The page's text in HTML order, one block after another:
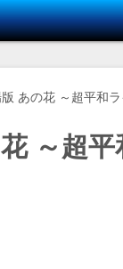
版 あの花 ～超平和
～超